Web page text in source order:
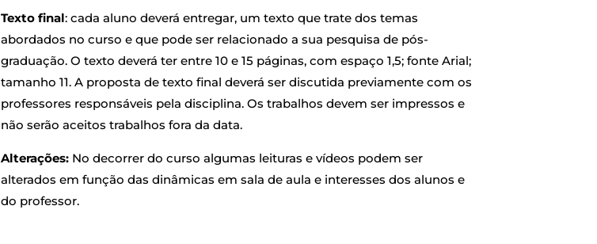
Texto final: cada aluno deverá entregar, um texto que trate dos temas
abordados no curso e que pode ser relacionado a sua pesquisa de pós-
graduação. O texto deverá ter entre 10 e 15 páginas, com espaço 1,5; fonte Arial;
tamanho 11. A proposta de texto final deverá ser discutida previamente com os
professores responsáveis pela disciplina. Os trabalhos devem ser impressos e
não serão aceitos trabalhos fora da data.
Alterações:No decorrer do curso algumas leituras e vídeos podem ser
alterados em função das dinâmicas em sala de aula e interesses dos alunos e
do professor.